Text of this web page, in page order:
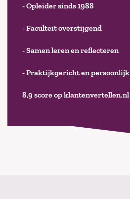
- Opleider sinds 1988
- Faculteit overstijgend
- Samen leren en reflecteren
- Praktijkgericht en persoonlijk
8,9 score op klantenvertellen.nl